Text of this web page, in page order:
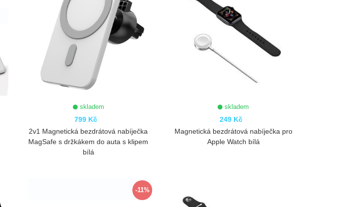
skladem
799 Kč
2v1 Magnetická bezdrátová nabíječka
MagSafe s držkákem do auta s klipem
bílá
skladem
249 Kč
Magnetická bezdrátová nabíječka pro
Apple Watch bílá
-11%